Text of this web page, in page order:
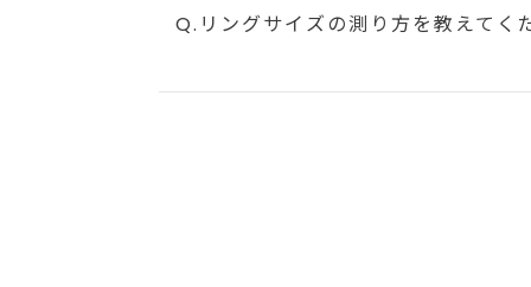
Q.リングサイズの測り方を教えてく